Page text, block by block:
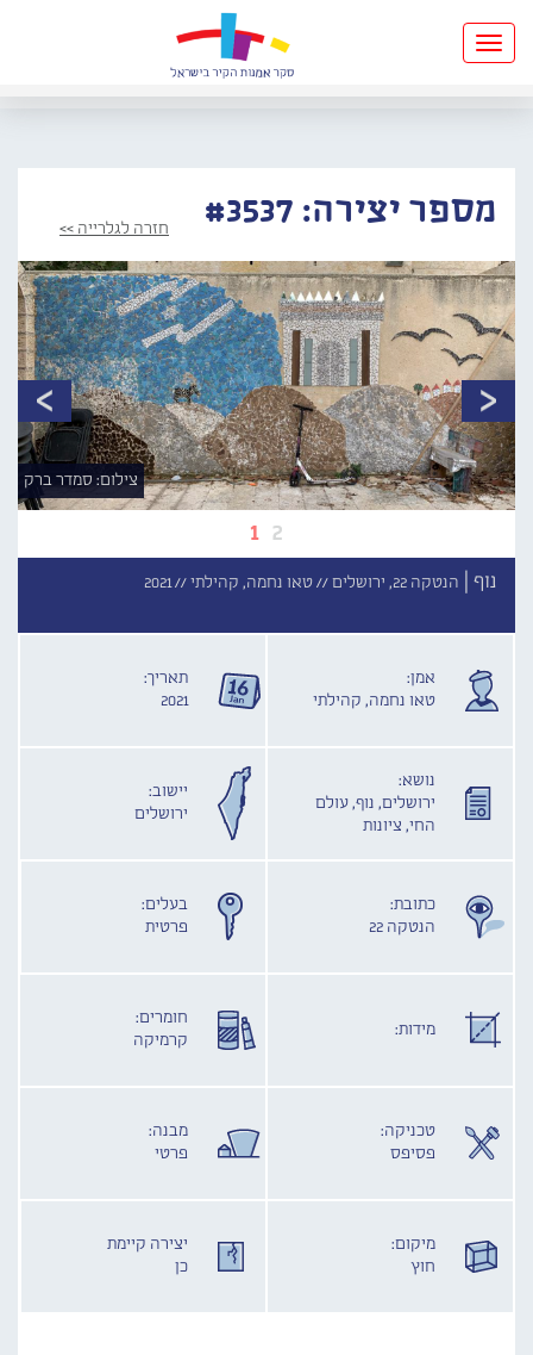
Toggle
navigation
מספר יצירה: #3537 חזרה לגלרייה >>
1 2
צילום: סמדר ברק
נוף | הנטקה 22, ירושלים // טאו נחמה, קהילתי //2021
אמן:
טאו נחמה, קהילתי
תאריך:
2021
נושא:
ירושלים, נוף, עולם
החי, ציונות
יישוב:
ירושלים
כתובת:
הנטקה 22
בעלים:
פרטית
מידות:
חומרים:
קרמיקה
טכניקה:
פסיפס
מבנה:
פרטי
מיקום:
חוץ
יצירה קיימת
כן